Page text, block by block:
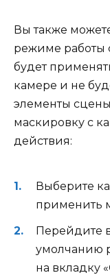
Вы также
режиме работы
будет
камере и не
элементы
маскировку с
действия:
Выберите
применить
Перейдите
умолчанию
на вкладку